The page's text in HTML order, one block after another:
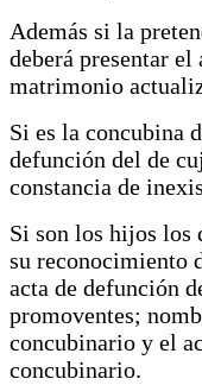
Además si la
deberá presentar
matrimonio
Si es la concubina
defunción del de
constancia de
Si son los hijos los
su reconocimiento
acta de defunción
promoventes;
concubinario y el
concubinario.